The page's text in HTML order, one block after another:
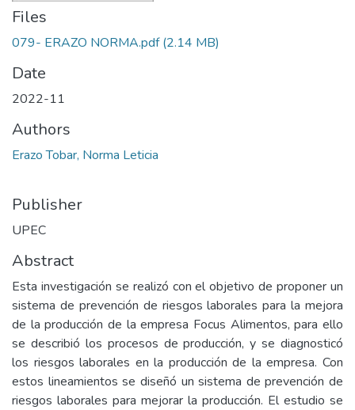
Files
079- ERAZO NORMA.pdf(2.14 MB)
Date
2022-11
Authors
Erazo Tobar, Norma Leticia
Publisher
UPEC
Abstract
Esta investigación se realizó con el objetivo de proponer un
sistema de prevención de riesgos laborales para la mejora
de la producción de la empresa Focus Alimentos, para ello
se describió los procesos de producción, y se diagnosticó
los riesgos laborales en la producción de la empresa. Con
estos lineamientos se diseñó un sistema de prevención de
riesgos laborales para mejorar la producción. El estudio se